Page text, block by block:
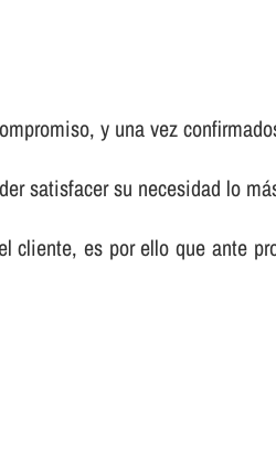
y una vez
satisfacer su necesidad lo
es por ello que ante